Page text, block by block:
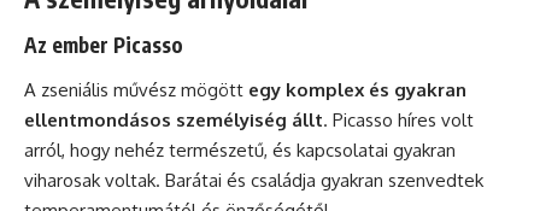
Az ember Picasso
A zseniális művész mögött egy komplex és gyakran
ellentmondásos személyiség állt. Picasso híres volt
arról, hogy nehéz természetű, és kapcsolatai gyakran
viharosak voltak. Barátai és családja gyakran szenvedtek